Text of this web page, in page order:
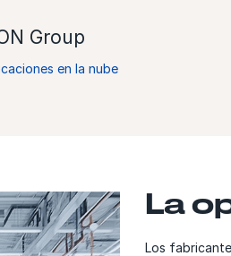
Group
en la nube
La
Los